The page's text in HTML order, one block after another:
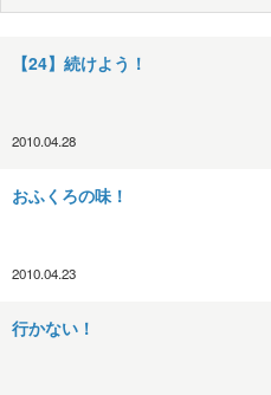
【24】続けよう！
2010.04.28
おふくろの味！
2010.04.23
行かない！